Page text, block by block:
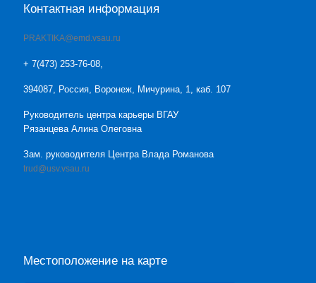
Контактная информация
PRAKTIKA@emd.vsau.ru
+ 7(473) 253-76-08,
394087, Россия, Воронеж, Мичурина, 1, каб. 107
Руководитель центра карьеры ВГАУ
Рязанцева Алина Олеговна
Зам. руководителя Центра Влада Романова
trud@usv.vsau.ru
Местоположение на карте